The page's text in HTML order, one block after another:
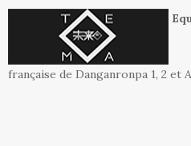
française de Danganronpa 1, 2 et